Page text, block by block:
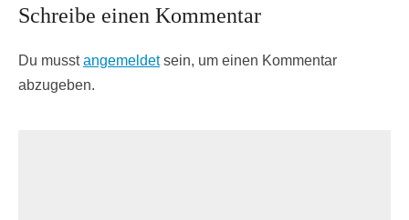
Schreibe einen Kommentar
Du musstangemeldetsein, um einen Kommentar
abzugeben.